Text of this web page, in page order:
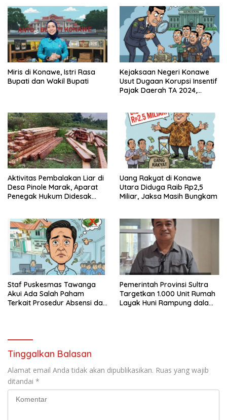
Miris di Konawe, Istri Rasa
Bupati dan Wakil Bupati
Kejaksaan Negeri Konawe
Usut Dugaan Korupsi Insentif
Pajak Daerah TA 2024,
Aktivitas Pembalakan Liar di
Desa Pinole Marak, Aparat
Penegak Hukum Didesak
Uang Rakyat di Konawe
Utara Diduga Raib Rp2,5
Miliar, Jaksa Masih Bungkam
Staf Puskesmas Tawanga
Akui Ada Salah Paham
Terkait Prosedur Absensi dan
Pemerintah Provinsi Sultra
Targetkan 1.000 Unit Rumah
Layak Huni Rampung dalam
Tinggalkan Balasan
Alamat email Anda tidak akan dipublikasikan. Ruas yang wajib
ditandai *